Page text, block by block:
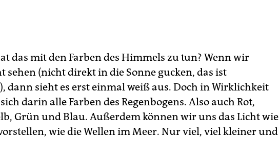
das mit den Farben des Himmels zu tun? Wenn wir
sehen (nicht direkt in die Sonne gucken, das ist
dann sieht es erst einmal weiß aus. Doch in Wirklichkeit
darin alle Farben des Regenbogens. Also auch Rot,
Grün und Blau. Außerdem können wir uns das Licht wie
wie die Wellen im Meer. Nur viel, viel kleiner und